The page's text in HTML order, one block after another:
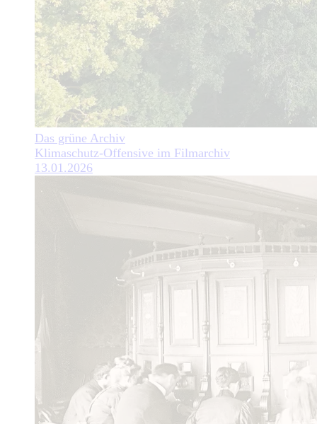
Das grüne Archiv
Klimaschutz-Offensive im Filmarchiv
13.01.2026